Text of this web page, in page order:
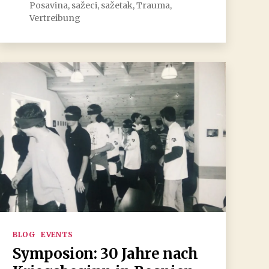
Posavina, sažeci, sažetak,Trauma,
Vertreibung
Kategorien
BLOG EVENTS
Symposion: 30 Jahre nach